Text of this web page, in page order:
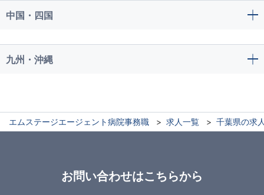
中国・四国
九州・沖縄
エムステージエージェント病院事務職 求人一覧 千葉県の求
お問い合わせはこちらから